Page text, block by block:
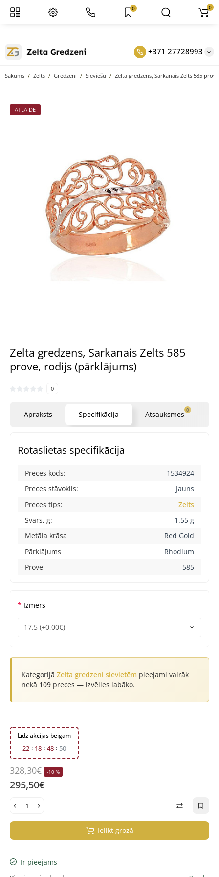
+371 27728993
0 0
Sākums Zelts Gredzeni Sieviešu Zelta gredzens, Sarkanais Zelts 585
ATLAIDE
Zelta gredzens, Sarkanais Zelts 585
prove, rodijs (pārklājums)
0
Apraksts Specifikācija Atsauksmes 0
Rotaslietas specifikācija
Preces kods:
1534924
Preces stāvoklis:
Jauns
Preces tips:
Zelts
Svars, g:
1.55 g
Metāla krāsa
Red Gold
Pārklājums
Rhodium
Prove
585
Izmērs
Kategorijā Zelta gredzeni sievietēm pieejami vairāk
nekā 109 preces — izvēlies labāko.
Līdz akcijas beigām
22 18 48 49
328,30€ -10 %
295,50€
Ielikt grozā
Ir pieejams